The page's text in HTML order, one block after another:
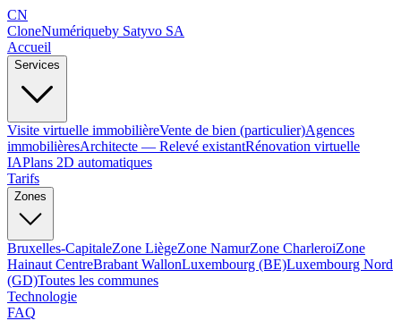
CN
CloneNumériqueby Satyvo SA
Accueil
Services
Visite virtuelle immobilièreVente de bien (particulier)Agences
immobilièresArchitecte — Relevé existantRénovation virtuelle
IAPlans 2D automatiques
Tarifs
Zones
Bruxelles-CapitaleZone LiègeZone NamurZone CharleroiZone
Hainaut CentreBrabant WallonLuxembourg (BE)Luxembourg Nord
(GD)Toutes les communes
Technologie
FAQ